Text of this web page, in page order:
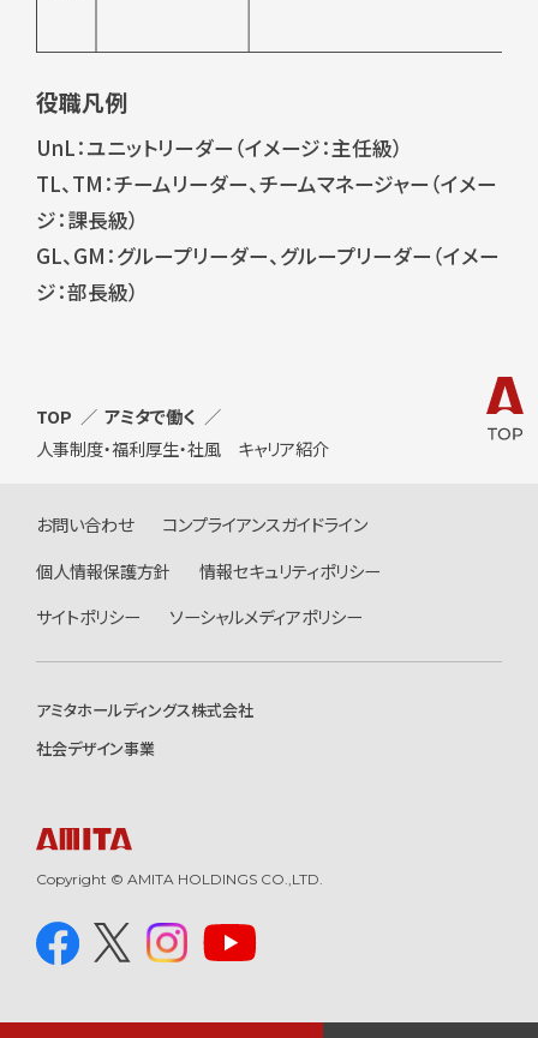
役職凡例
UnL：ユニットリーダー（イメージ：主任級）
TL、TM：チームリーダー、チームマネージャー（イメー
ジ：課長級）
GL、GM：グループリーダー、グループリーダー（イメー
ジ：部長級）
お問い合わせ
コンプライアンスガイドライン
個人情報保護方針
情報セキュリティポリシー
サイトポリシー
ソーシャルメディアポリシー
TOP
アミタで働く
人事制度・福利厚生・社風 キャリア紹介
Copyright © AMITA HOLDINGS CO.,LTD.
アミタホールディングス株式会社
社会デザイン事業